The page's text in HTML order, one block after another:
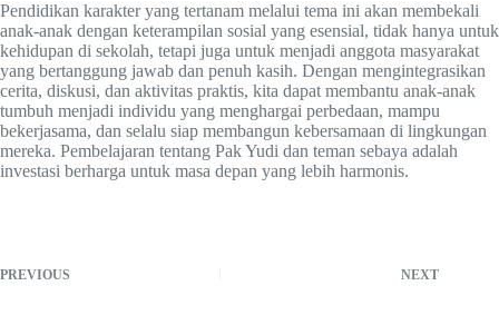
Pendidikan karakter yang tertanam melalui tema ini akan membekali
anak-anak dengan keterampilan sosial yang esensial, tidak hanya untuk
kehidupan di sekolah, tetapi juga untuk menjadi anggota masyarakat
yang bertanggung jawab dan penuh kasih. Dengan mengintegrasikan
cerita, diskusi, dan aktivitas praktis, kita dapat membantu anak-anak
tumbuh menjadi individu yang menghargai perbedaan, mampu
bekerjasama, dan selalu siap membangun kebersamaan di lingkungan
mereka. Pembelajaran tentang Pak Yudi dan teman sebaya adalah
investasi berharga untuk masa depan yang lebih harmonis.
PREVIOUS NEXT